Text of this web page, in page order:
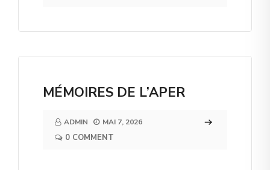
MÉMOIRES DE L’APER
ADMIN MAI 7, 2026
0 COMMENT